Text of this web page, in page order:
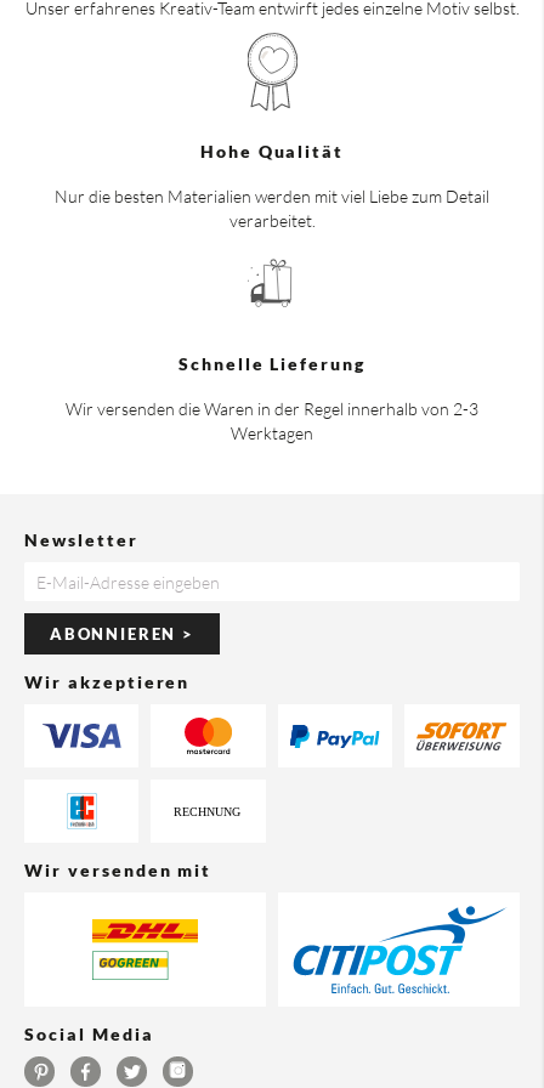
Unser erfahrenes Kreativ-Team entwirft jedes einzelne Motiv selbst.
Hohe Qualität
Nur die besten Materialien werden mit viel Liebe zum Detail
verarbeitet.
Schnelle Lieferung
Wir versenden die Waren in der Regel innerhalb von 2-3
Werktagen
Newsletter
ABONNIEREN >
Wir akzeptieren
Wir versenden mit
Social Media